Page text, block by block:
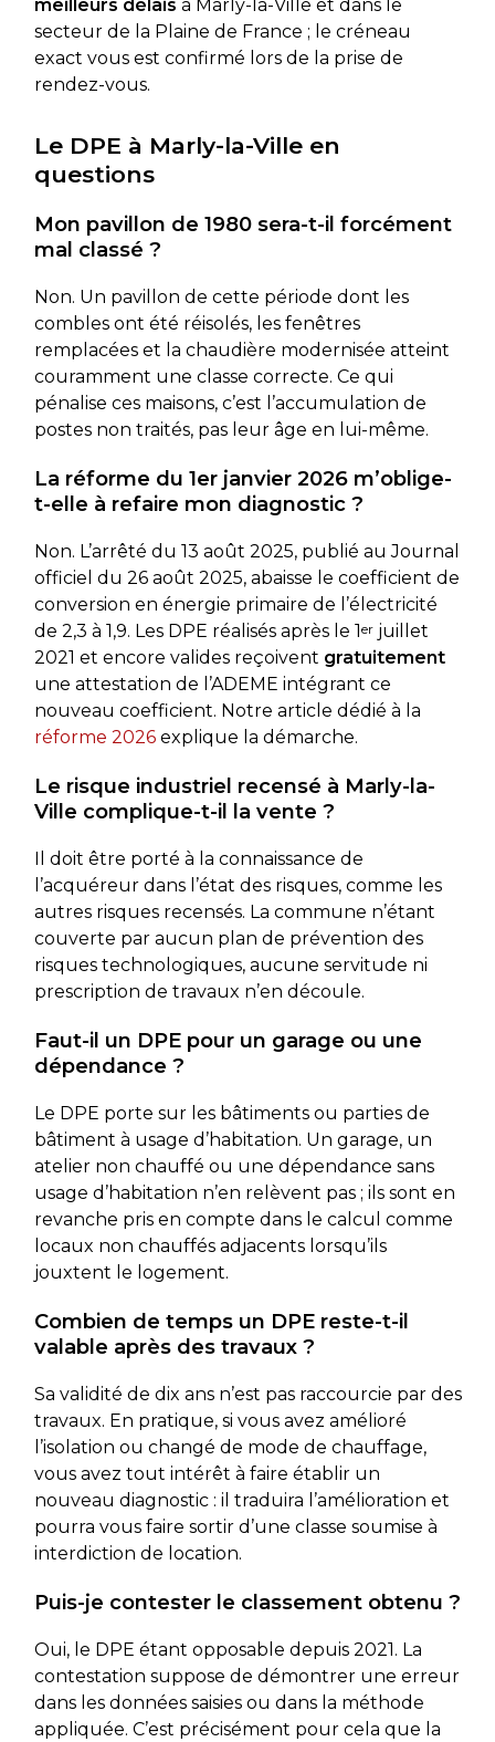
meilleurs délais à Marly-la-Ville et dans le
secteur de la Plaine de France ; le créneau
exact vous est confirmé lors de la prise de
rendez-vous.
Le DPE à Marly-la-Ville en
questions
Mon pavillon de 1980 sera-t-il forcément
mal classé ?
Non. Un pavillon de cette période dont les
combles ont été réisolés, les fenêtres
remplacées et la chaudière modernisée atteint
couramment une classe correcte. Ce qui
pénalise ces maisons, c’est l’accumulation de
postes non traités, pas leur âge en lui-même.
La réforme du 1er janvier 2026 m’oblige-
t-elle à refaire mon diagnostic ?
Non. L’arrêté du 13 août 2025, publié au Journal
officiel du 26 août 2025, abaisse le coefficient de
conversion en énergie primaire de l’électricité
de 2,3 à 1,9. Les DPE réalisés après le 1 erjuillet
2021 et encore valides reçoivent gratuitement
une attestation de l’ADEME intégrant ce
nouveau coefficient. Notre article dédié à la
réforme 2026explique la démarche.
Le risque industriel recensé à Marly-la-
Ville complique-t-il la vente ?
Il doit être porté à la connaissance de
l’acquéreur dans l’état des risques, comme les
autres risques recensés. La commune n’étant
couverte par aucun plan de prévention des
risques technologiques, aucune servitude ni
prescription de travaux n’en découle.
Faut-il un DPE pour un garage ou une
dépendance ?
Le DPE porte sur les bâtiments ou parties de
bâtiment à usage d’habitation. Un garage, un
atelier non chauffé ou une dépendance sans
usage d’habitation n’en relèvent pas ; ils sont en
revanche pris en compte dans le calcul comme
locaux non chauffés adjacents lorsqu’ils
jouxtent le logement.
Combien de temps un DPE reste-t-il
valable après des travaux ?
Sa validité de dix ans n’est pas raccourcie par des
travaux. En pratique, si vous avez amélioré
l’isolation ou changé de mode de chauffage,
vous avez tout intérêt à faire établir un
nouveau diagnostic : il traduira l’amélioration et
pourra vous faire sortir d’une classe soumise à
interdiction de location.
Puis-je contester le classement obtenu ?
Oui, le DPE étant opposable depuis 2021. La
contestation suppose de démontrer une erreur
dans les données saisies ou dans la méthode
appliquée. C’est précisément pour cela que la